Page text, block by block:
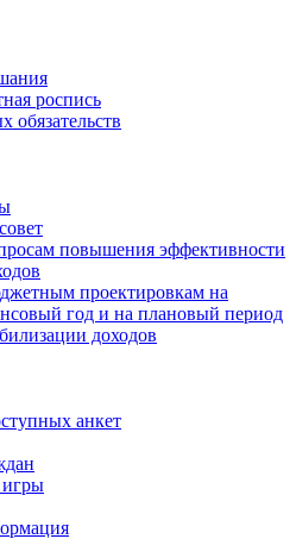
роспись
обязательств
повышения эффективности
проектировкам на
год и на плановый период
доходов
анкет